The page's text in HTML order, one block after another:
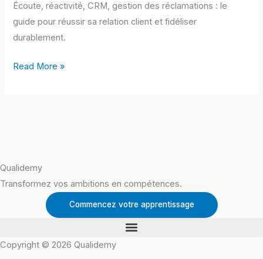
Écoute, réactivité, CRM, gestion des réclamations : le
guide pour réussir sa relation client et fidéliser
durablement.
fidélisation
Read More »
Qualidemy
Transformez vos ambitions en compétences.
Commencez votre apprentissage
Copyright © 2026 Qualidemy